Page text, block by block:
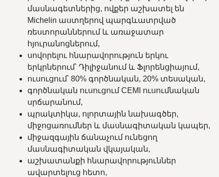
մասնագետներից, ովքեր աշխատել են
Michelin աստղերով պարգևատրված
ռեստորաններում և առաջատար
հյուրանոցներում,
սովորելու հնարավորություն երկու
երկրներում՝ Դիլիջանում և Ֆլորենցիայում,
ուսուցում՝ 80% գործնական, 20% տեսական,
գործնական ուսուցում CEMI ուսումնական
սրճարանում,
պրակտիկա, ոլորտային նախագծեր,
միջոցառումներ և մասնագիտական կապեր,
միջազգային ճանաչում ունեցող
մասնագիտական վկայական,
աշխատանքի հնարավորություններ
ավարտելուց հետո,